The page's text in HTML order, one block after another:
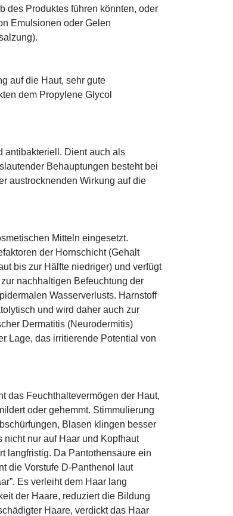
des Produktes führen könnten, oder
Emulsionen oder Gelen
auf die Haut, sehr gute
dem Propylene Glycol
antibakteriell. Dient auch als
Behauptungen besteht bei
austrocknenden Wirkung auf die
Mitteln eingesetzt.
der Hornschicht (Gehalt
bis zur Hälfte niedriger) und verfügt
nachhaltigen Befeuchtung der
Wasserverlusts. Harnstoff
und wird daher auch zur
Dermatitis (Neurodermitis)
Lage, das irritierende Potential von
das Feuchthaltevermögen der Haut,
oder gehemmt. Stimmulierung
Blasen klingen besser
nur auf Haar und Kopfhaut
langfristig. Da Pantothensäure ein
die Vorstufe D-Panthenol laut
Es verleiht dem Haar lang
der Haare, reduziert die Bildung
Haare, verdickt das Haar